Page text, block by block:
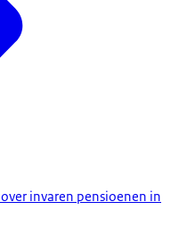
invaren pensioenen in